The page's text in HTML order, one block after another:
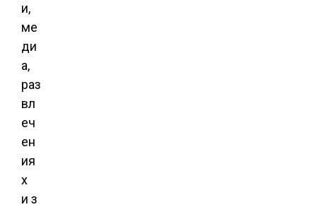
и,
ме
ди
а,
раз
вл
еч
ен
ия
х
и з